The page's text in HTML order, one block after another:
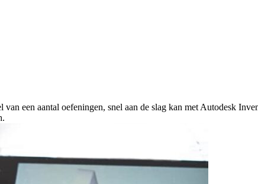
een aantal oefeningen, snel aan de slag kan met Autodesk